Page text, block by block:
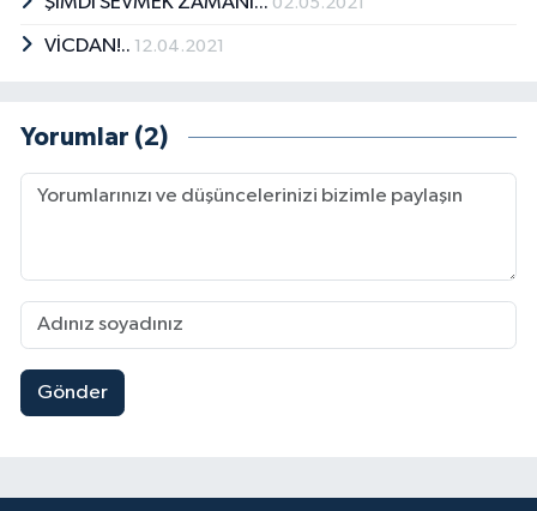
VİCDAN!.. 12.04.2021
Yorumlar (2)
Gönder